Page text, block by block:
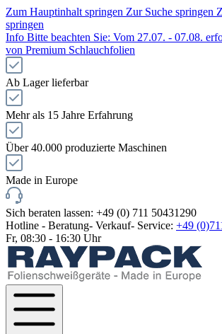
Zum Hauptinhalt springen Zur Suche springen
springen
Info Bitte beachten Sie: Vom 27.07. - 07.08.
von Premium Schlauchfolien
Ab Lager lieferbar
Mehr als 15 Jahre Erfahrung
Über 40.000 produzierte Maschinen
Made in Europe
Sich beraten lassen: +49 (0) 711 50431290
Hotline - Beratung- Verkauf- Service: +49
Fr, 08:30 - 16:30 Uhr